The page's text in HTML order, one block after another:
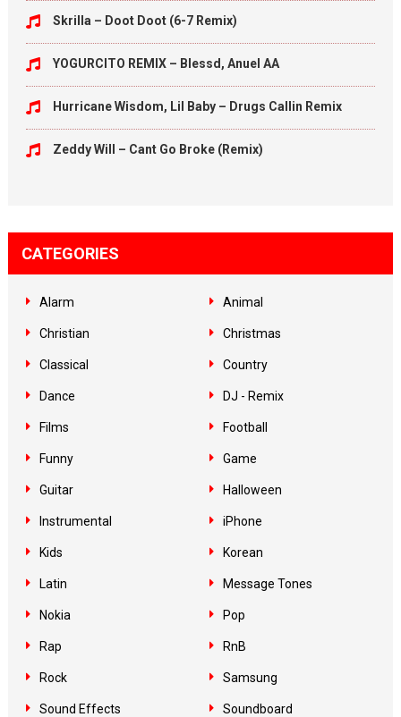
Skrilla – Doot Doot (6-7 Remix)
YOGURCITO REMIX – Blessd, Anuel AA
Hurricane Wisdom, Lil Baby – Drugs Callin Remix
Zeddy Will – Cant Go Broke (Remix)
CATEGORIES
Alarm Animal
Christian Christmas
Classical Country
Dance DJ - Remix
Films Football
Funny Game
Guitar Halloween
Instrumental iPhone
Kids Korean
Latin Message Tones
Nokia Pop
Rap RnB
Rock Samsung
Sound Effects Soundboard